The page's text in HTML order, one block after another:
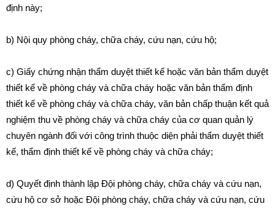
định này;
b) Nội quy phòng cháy, chữa cháy, cứu nạn, cứu hộ;
c) Giấy chứng nhận thẩm duyệt thiết kế hoặc văn bản thẩm duyệt
thiết kế về phòng cháy và chữa cháy hoặc văn bản thẩm định
thiết kế về phòng cháy và chữa cháy, văn bản chấp thuận kết quả
nghiệm thu về phòng cháy và chữa cháy của cơ quan quản lý
chuyên ngành đối với công trình thuộc diện phải thẩm duyệt thiết
kế, thẩm định thiết kế về phòng cháy và chữa cháy;
d) Quyết định thành lập Đội phòng cháy, chữa cháy và cứu nạn,
cứu hộ cơ sở hoặc Đội phòng cháy, chữa cháy và cứu nạn, cứu